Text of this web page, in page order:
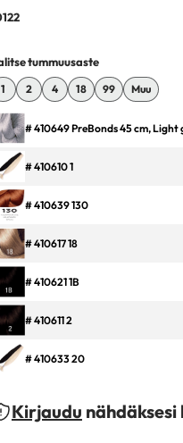
tummuusaste
1 2 4 18 99 Muu
# 410649 PreBonds 45 cm, Light
# 410610 1
# 410639 130
# 410617 18
# 410621 1B
# 410611 2
# 410633 20
Kirjaudu nähdäksesi